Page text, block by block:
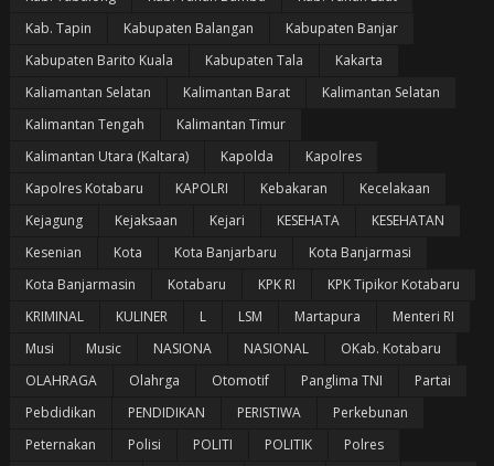
Kab. Tapin
Kabupaten Balangan
Kabupaten Banjar
Kabupaten Barito Kuala
Kabupaten Tala
Kakarta
Kaliamantan Selatan
Kalimantan Barat
Kalimantan Selatan
Kalimantan Tengah
Kalimantan Timur
Kalimantan Utara (Kaltara)
Kapolda
Kapolres
Kapolres Kotabaru
KAPOLRI Kebakaran
Kecelakaan
Kejagung
Kejaksaan Kejari KESEHATA
KESEHATAN
Kesenian
Kota Kota Banjarbaru
Kota Banjarmasi
Kota Banjarmasin
Kotabaru KPK RI
KPK Tipikor Kotabaru
KRIMINAL
KULINER L LSM Martapura
Menteri RI
Musi
Music NASIONA NASIONAL
OKab. Kotabaru
OLAHRAGA
Olahrga Otomotif Panglima TNI
Partai
Pebdidikan
PENDIDIKAN PERISTIWA
Perkebunan
Peternakan
Polisi POLITI POLITIK
Polres